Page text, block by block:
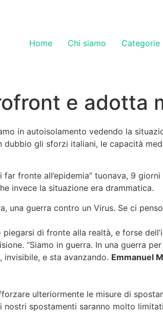
Home
Chi siamo Categorie
e adotta
in autoisolamento vedendo la
gli sforzi italiani, le capacità
fronte all’epidemia” tuonava, 9
invece la situazione era drammatica.
una guerra contro un Virus. Se ci
di fronte alla realtà, e forse
“Siamo in guerra. In una guerra
e sta avanzando. Emmanuel
ulteriormente le misure di
spostamenti saranno molto